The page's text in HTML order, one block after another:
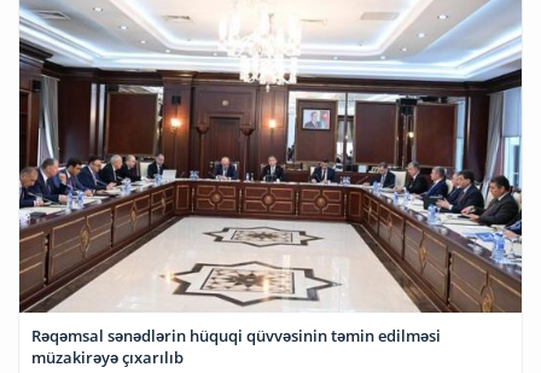
Rəqəmsal sənədlərin hüquqi qüvvəsinin təmin edilməsi
müzakirəyə çıxarılıb